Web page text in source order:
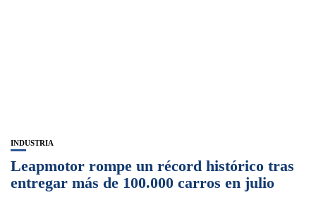
INDUSTRIA
Leapmotor rompe un récord histórico tras
entregar más de 100.000 carros en julio